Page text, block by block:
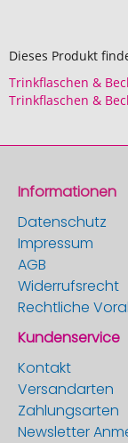
Dieses Produkt
Trinkflaschen &
Trinkflaschen &
Informationen
Datenschutz
Impressum
AGB
Widerrufsrecht
Rechtliche
Kundenservice
Kontakt
Versandarten
Zahlungsarten
Newsletter